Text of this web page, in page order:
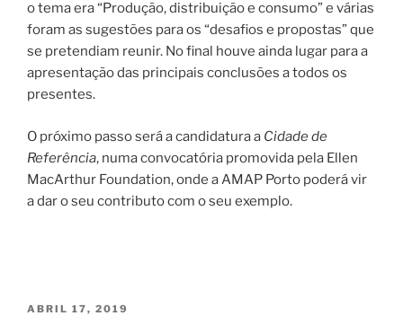
o tema era “Produção, distribuição e consumo” e várias
foram as sugestões para os “desafios e propostas” que
se pretendiam reunir. No final houve ainda lugar para a
apresentação das principais conclusões a todos os
presentes.
O próximo passo será a candidatura a Cidade de
Referência, numa convocatória promovida pela Ellen
MacArthur Foundation, onde a AMAP Porto poderá vir
a dar o seu contributo com o seu exemplo.
PUBLICADO
ABRIL 17, 2019